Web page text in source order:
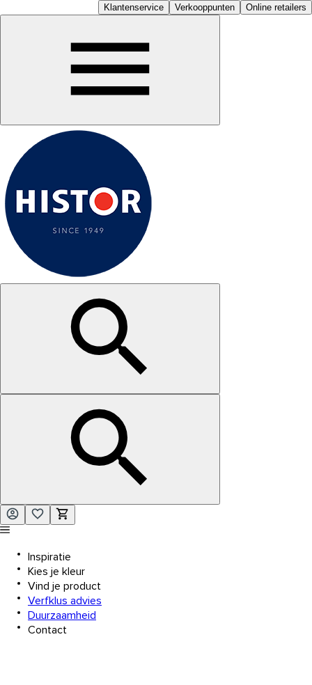
Klantenservice Verkooppunten Online retailers
Inspiratie
Kies je kleur
Vind je product
Verfklus advies
Duurzaamheid
Contact